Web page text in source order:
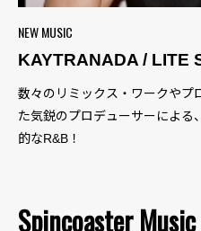
NEW MUSIC
KAYTRANADA / LITE
数々のリミックス・ワークやプ
た気鋭のプロデューサーによる
的なR&B！
Spincoaster